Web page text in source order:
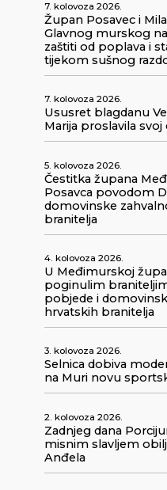
7. kolovoza 2026.
Župan Posavec i
Glavnog murskog
zaštiti od poplava i
tijekom sušnog
7. kolovoza 2026.
Ususret blagdanu
Marija proslavila svoj
5. kolovoza 2026.
Čestitka župana
Posavca povodom
domovinske
branitelja
4. kolovoza 2026.
U Međimurskoj
poginulim
pobjede i
hrvatskih branitelja
3. kolovoza 2026.
Selnica dobiva
na Muri novu
2. kolovoza 2026.
Zadnjeg dana
misnim slavljem
Anđela